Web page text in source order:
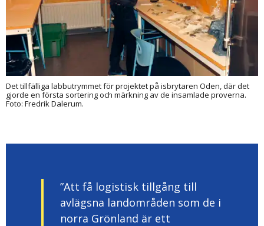
Det tillfälliga labbutrymmet för projektet på isbrytaren Oden, där det
gjorde en första sortering och märkning av de insamlade proverna.
Foto: Fredrik Dalerum.
”Att få logistisk tillgång till
avlägsna landområden som de i
norra Grönland är ett